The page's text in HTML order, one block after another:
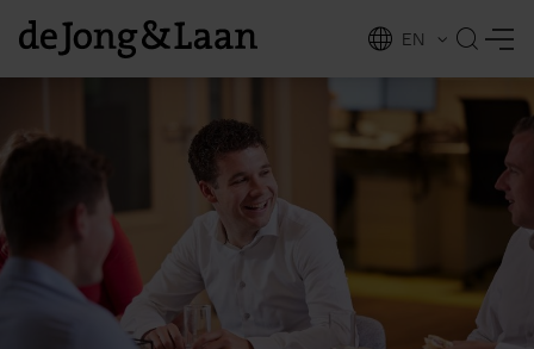
EN
NL